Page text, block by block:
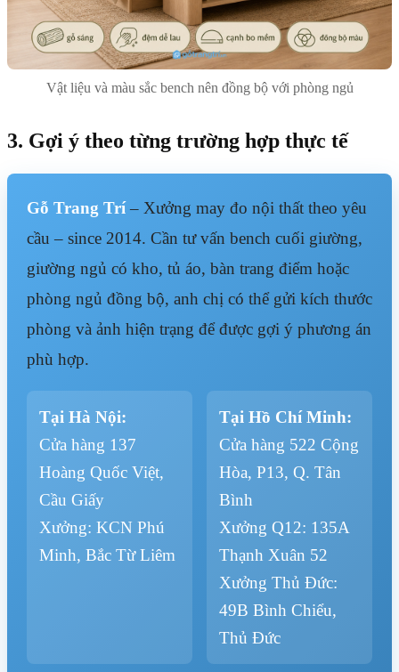
Vật liệu và màu sắc bench nên đồng bộ với phòng ngủ
3. Gợi ý theo từng trường hợp thực tế
Gỗ Trang Trí– Xưởng may đo nội thất theo yêu
cầu – since 2014. Cần tư vấn bench cuối giường,
giường ngủ có kho, tủ áo, bàn trang điểm hoặc
phòng ngủ đồng bộ, anh chị có thể gửi kích thước
phòng và ảnh hiện trạng để được gợi ý phương án
phù hợp.
Tại Hà Nội:
Cửa hàng 137
Hoàng Quốc Việt,
Cầu Giấy
Xưởng: KCN Phú
Minh, Bắc Từ Liêm
Tại Hồ Chí Minh:
Cửa hàng 522 Cộng
Hòa, P13, Q. Tân
Bình
Xưởng Q12: 135A
Thạnh Xuân 52
Xưởng Thủ Đức:
49B Bình Chiểu,
Thủ Đức